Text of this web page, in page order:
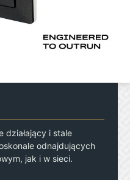
działający i stale
odnajdujących
jak i w sieci.